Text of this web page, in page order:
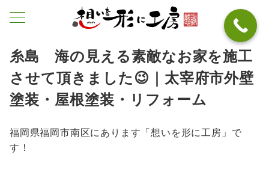
糸島 海の見える素敵なお家を施工
させて頂きました😉｜太宰府市外壁
塗装・屋根塗装・リフォーム
福岡県福岡市南区にあります「想いを形に工房」で
す！